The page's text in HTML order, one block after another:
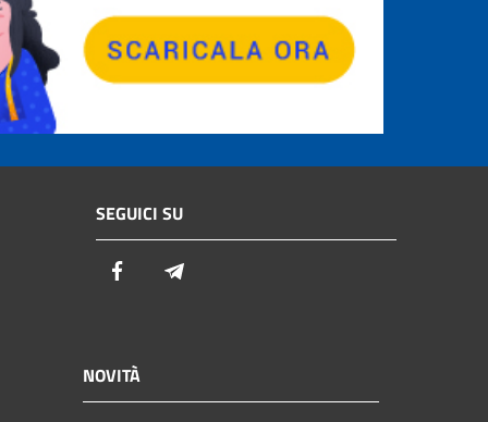
SEGUICI SU
Facebook
NOVITÀ